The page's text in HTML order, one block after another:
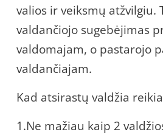
valios ir veiksmų atžvilgiu.
valdančiojo sugebėjimas
valdomajam, o pastarojo
valdančiajam.
Kad atsirastų valdžia
1.Ne mažiau kaip 2